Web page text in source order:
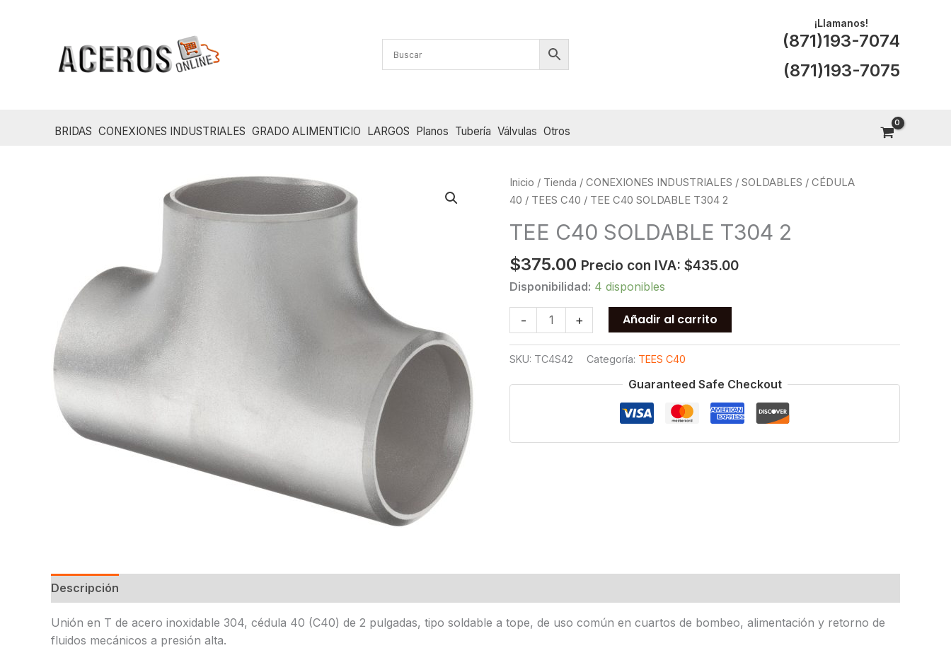
¡Llamanos!
(871)193-7074
(871)193-7075
BRIDAS CONEXIONES INDUSTRIALES GRADO ALIMENTICIO LARGOS Planos Tubería Válvulas Otros
Inicio / Tienda / CONEXIONES INDUSTRIALES / SOLDABLES / CÉDULA
40 / TEES C40 / TEE C40 SOLDABLE T304 2
TEE C40 SOLDABLE T304 2
$375.00 Precio con IVA: $435.00
Disponibilidad: 4 disponibles
-
C40
2
+ Añadir al carrito
SKU: TC4S42 Categoría: TEES C40
Guaranteed Safe Checkout
Descripción
Unión en T de acero inoxidable 304, cédula 40 (C40) de 2 pulgadas, tipo soldable a tope, de uso común en cuartos de bombeo, alimentación y retorno de
fluidos mecánicos a presión alta.